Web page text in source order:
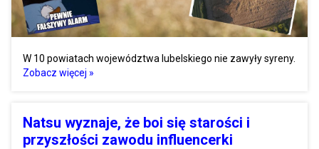
W 10 powiatach województwa lubelskiego nie zawyły syreny.
Zobacz więcej »
Natsu wyznaje, że boi się starości i
przyszłości zawodu influencerki